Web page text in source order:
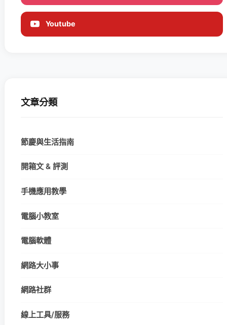
Youtube
文章分類
節慶與生活指南
開箱文 & 評測
手機應用教學
電腦小教室
電腦軟體
網路大小事
網路社群
線上工具/服務